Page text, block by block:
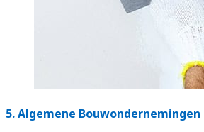
5. Algemene Bouwondernemingen